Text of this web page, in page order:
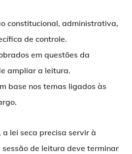
constitucional, administrativa,
de controle.
em questões da
ampliar a leitura.
base nos temas ligados às
a lei seca precisa servir à
sessão de leitura deve terminar